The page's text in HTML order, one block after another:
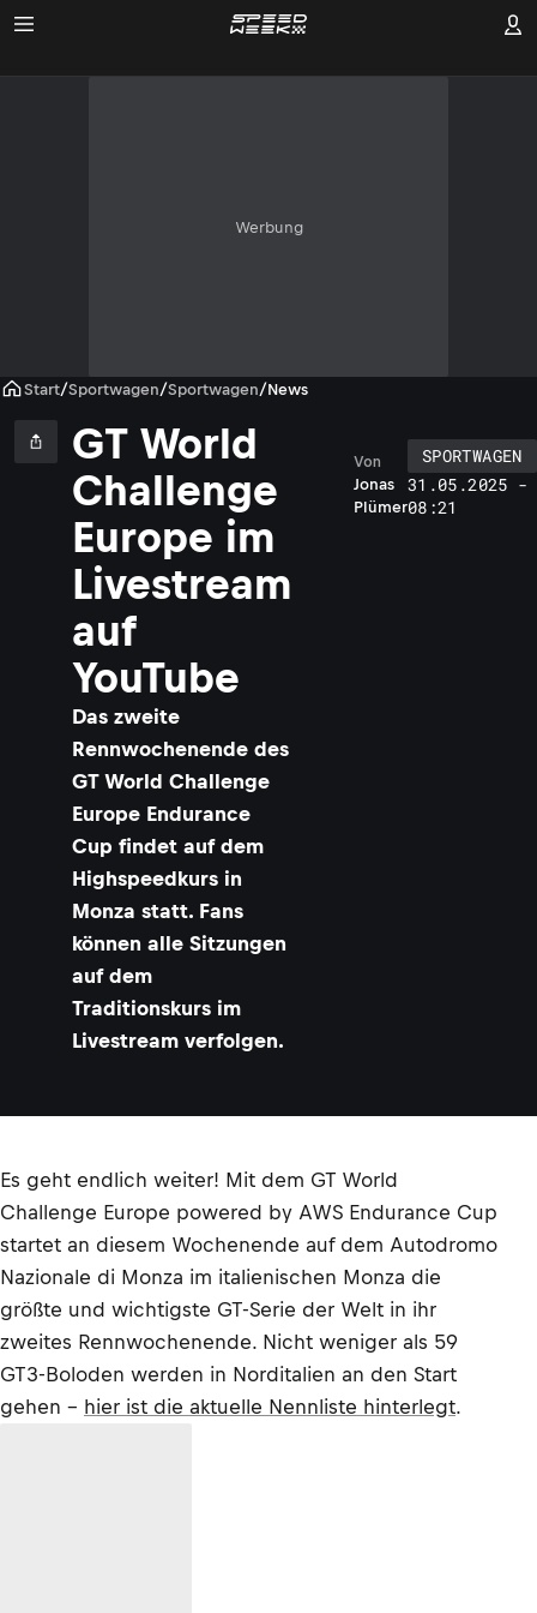
Werbung
Start/Sportwagen/Sportwagen/News
GT World
Challenge
Europe im
Livestream
auf
YouTube
Das zweite
Rennwochenende des
GT World Challenge
Europe Endurance
Cup findet auf dem
Highspeedkurs in
Monza statt. Fans
können alle Sitzungen
auf dem
Traditionskurs im
Livestream verfolgen.
Jonas
Plümer
Von
SPORTWAGEN
31.05.2025 -
08:21
Es geht endlich weiter! Mit dem GT World
Challenge Europe powered by AWS Endurance Cup
startet an diesem Wochenende auf dem Autodromo
Nazionale di Monza im italienischen Monza die
größte und wichtigste GT-Serie der Welt in ihr
zweites Rennwochenende. Nicht weniger als 59
GT3-Boloden werden in Norditalien an den Start
gehen – hier ist die aktuelle Nennliste hinterlegt.